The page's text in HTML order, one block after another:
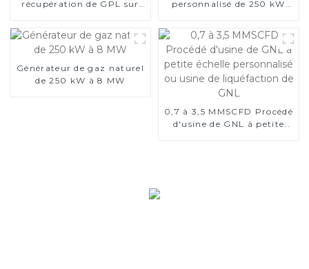
récupération de GPL sur
chinoise
personnalisé de 250 kW
Générateur de gaz naturel
de 250 kW à 8 MW
0,7 à 3,5 MMSCFD Procédé
d'usine de GNL à petite